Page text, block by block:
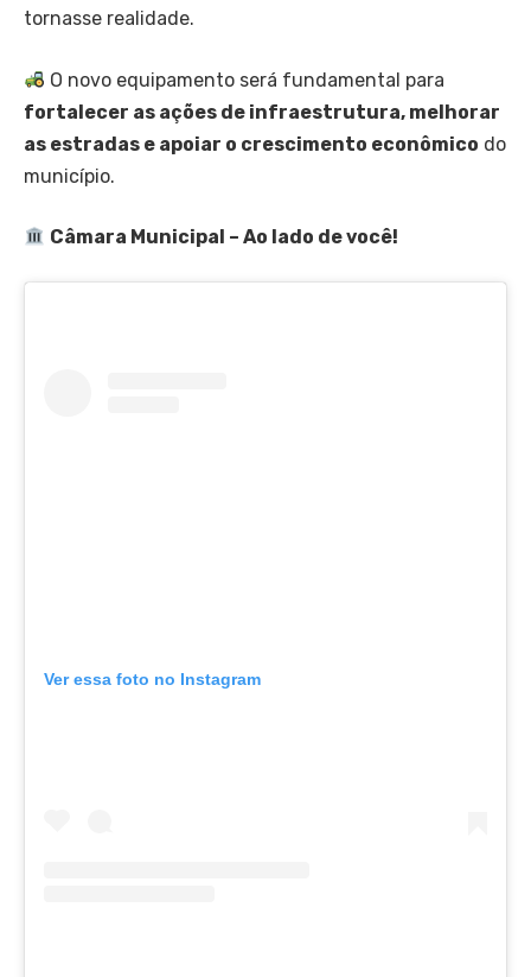
tornasse realidade.
O novo equipamento será fundamental para
fortalecer as ações de infraestrutura, melhorar
as estradas e apoiar o crescimento econômico do
município.
Câmara Municipal – Ao lado de você!
Ver essa foto no Instagram